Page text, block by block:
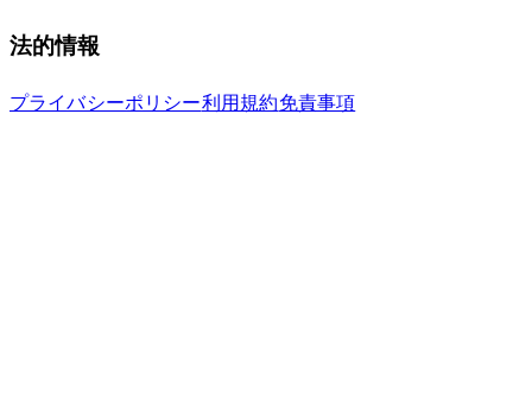
法的情報
プライバシーポリシー利用規約免責事項